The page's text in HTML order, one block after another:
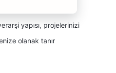
yapısı, projelerinizi
olanak tanır